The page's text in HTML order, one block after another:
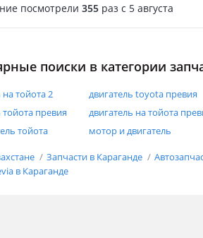
посмотрели 355 раз c 5 августа
поиски в категории
на тойота 2 двигатель toyota превия
тойота превия
двигатель на тойота
тойота
мотор и двигатель
Запчасти в Караганде
в Караганде